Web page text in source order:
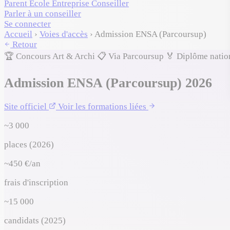
Parent École Entreprise Conseiller
Parler à un conseiller
Se connecter
Accueil › Voies d'accès › Admission ENSA (Parcoursup)
Retour
🏆 Concours Art & Archi 📋 Via Parcoursup 🏅 Diplôme
Admission ENSA (Parcoursup) 2026
Site officiel
Voir les formations liées
~3 000
places (2026)
~450 €/an
frais d'inscription
~15 000
candidats (2025)